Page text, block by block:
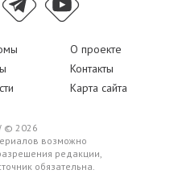
О проекте
Контакты
Карта сайта
© 2026
возможно
редакции,
обязательна.